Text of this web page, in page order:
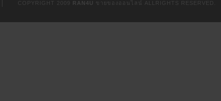
COPYRIGHT 2009 RAN4U ขายของออนไลน์ ALLRIGHTS RESERVED.